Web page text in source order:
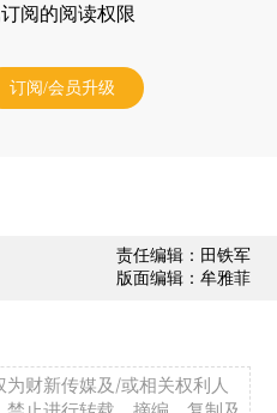
阅的阅读权限
订阅/会员升级
责任编辑：田铁军
版面编辑：牟雅菲
财新传媒及/或相关权利人